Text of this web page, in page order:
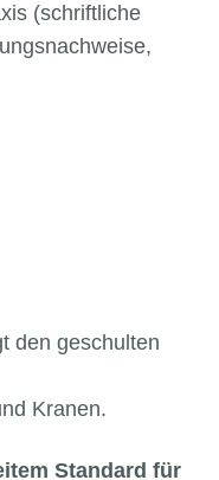
(schriftliche
den geschulten
Kranen.
Standard für